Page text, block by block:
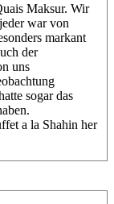
Maksur. Wir
war von
markant
der
uns
sogar das
a la Shahin her